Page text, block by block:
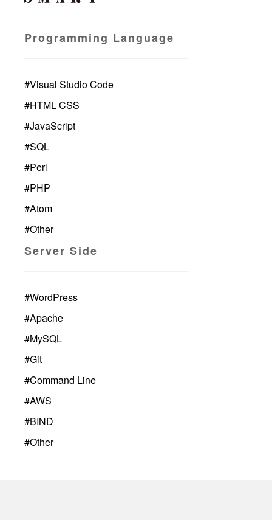
Programming Language
#Visual Studio Code
#HTML CSS
#JavaScript
#SQL
#Perl
#PHP
#Atom
#Other
Server Side
#WordPress
#Apache
#MySQL
#Git
#Command Line
#AWS
#BIND
#Other